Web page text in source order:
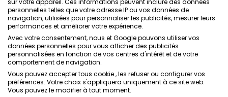
confidentialité
Conditions générales
Politique des Cookies
Politique de sécurité
Contacts
sur votre appareil. Ces informations peuvent inclure des données
personnelles telles que votre adresse IP ou vos données de
navigation, utilisées pour personnaliser les publicités, mesurer leurs
performances et améliorer votre expérience.
Avec votre consentement, nous et Google pouvons utiliser vos
données personnelles pour vous afficher des publicités
personnalisées en fonction de vos centres d'intérêt et de votre
comportement de navigation.
Vous pouvez accepter tous cookie , les refuser ou configurer vos
préférences. Votre choix s'appliquera uniquement à ce site web.
Vous pouvez le modifier à tout moment.